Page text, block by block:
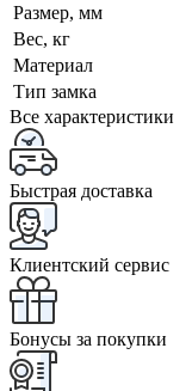
Размер, мм
Вес, кг
Материал
Тип замка
Все характеристики
Быстрая доставка
Клиентский сервис
Бонусы за покупки